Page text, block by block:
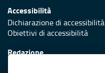
Accessibilità
Dichiarazione di accessibilità
Obiettivi di accessibilità
Redazione